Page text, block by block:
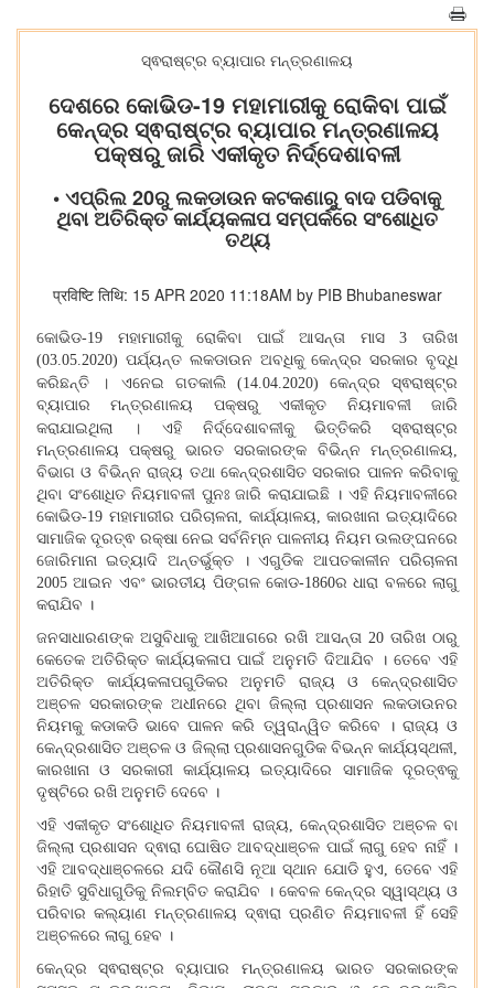
ସ୍ଵରାଷ୍ଟ୍ର ବ୍ୟାପାର ମନ୍ତ୍ରଣାଳୟ
ଦେଶରେ କୋଭିଡ-19 ମହାମାରୀକୁ ରୋକିବା ପାଇଁ
କେନ୍ଦ୍ର ସ୍ଵରାଷ୍ଟ୍ର ବ୍ୟାପାର ମନ୍ତ୍ରଣାଳୟ
ପକ୍ଷରୁ ଜାରି ଏକୀକୃତ ନିର୍ଦ୍ଦେଶାବଳୀ
• ଏପ୍ରିଲ 20ରୁ ଲକଡାଉନ କଟକଣାରୁ ବାଦ ପଡିବାକୁ
ଥିବା ଅତିରିକ୍ତ କାର୍ଯ୍ୟକଳାପ ସମ୍ପର୍କରେ ସଂଶୋଧିତ
ତଥ୍ୟ
प्रविष्टि तिथि: 15 APR 2020 11:18AM by PIB Bhubaneswar
କୋଭିଡ-19 ମହାମାରୀକୁ ରୋକିବା ପାଇଁ ଆସନ୍ତା ମାସ 3 ତାରିଖ
(03.05.2020) ପର୍ଯ୍ୟନ୍ତ ଲକଡାଉନ ଅବଧିକୁ କେନ୍ଦ୍ର ସରକାର ବୃଦ୍ଧି
କରିଛନ୍ତି
।
ଏନେଇ ଗତକାଲି (14.04.2020) କେନ୍ଦ୍ର ସ୍ଵରାଷ୍ଟ୍ର
ବ୍ୟାପାର ମନ୍ତ୍ରଣାଳୟ ପକ୍ଷରୁ ଏକୀକୃତ ନିୟମାବଳୀ ଜାରି
କରାଯାଇଥିଲା
।ଏହି ନିର୍ଦ୍ଦେଶାବଳୀକୁ ଭିତ୍ତିକରି ସ୍ଵରାଷ୍ଟ୍ର
ମନ୍ତ୍ରଣାଳୟ ପକ୍ଷରୁ ଭାରତ ସରକାରଙ୍କ ବିଭିନ୍ନ ମନ୍ତ୍ରଣାଳୟ,
ବିଭାଗ ଓ ବିଭିନ୍ନ ରାଜ୍ୟ ତଥା କେନ୍ଦ୍ରଶାସିତ ସରକାର ପାଳନ କରିବାକୁ
ଥିବା ସଂଶୋଧିତ ନିୟମାବଳୀ ପୁନଃ ଜାରି କରାଯାଇଛି । ଏହି ନିୟମାବଳୀରେ
କୋଭିଡ-19 ମହାମାରୀର ପରିଚାଳନା, କାର୍ଯ୍ୟାଳୟ, କାରଖାନା ଇତ୍ୟାଦିରେ
ସାମାଜିକ ଦୂରତ୍ଵ ରକ୍ଷା ନେଇ ସର୍ବନିମ୍ନ ପାଳନୀୟ ନିୟମ ଉଲଙ୍ଘନରେ
ଜୋରିମାନା ଇତ୍ୟାଦି ଅନ୍ତର୍ଭୁକ୍ତ । ଏଗୁଡିକ ଆପତକାଳୀନ ପରିଚାଳନା
2005 ଆଇନ ଏବଂ ଭାରତୀୟ ପିଙ୍ଗଳ କୋଡ-1860ର ଧାରା ବଳରେ ଲାଗୁ
କରାଯିବ ।
ଜନସାଧାରଣଙ୍କ ଅସୁବିଧାକୁ ଆଖିଆଗରେ ରଖି ଆସନ୍ତା 20 ତାରିଖ ଠାରୁ
କେତେକ ଅତିରିକ୍ତ କାର୍ଯ୍ୟକଳାପ ପାଇଁ ଅନୁମତି ଦିଆଯିବ । ତେବେ ଏହି
ଅତିରିକ୍ତ କାର୍ଯ୍ୟକଳାପଗୁଡିକର ଅନୁମତି ରାଜ୍ୟ ଓ କେନ୍ଦ୍ରଶାସିତ
ଅଞ୍ଚଳ ସରକାରଙ୍କ ଅଧୀନରେ ଥିବା ଜିଲ୍ଲା ପ୍ରଶାସନ ଲକଡାଉନର
ନିୟମକୁ କଡାକଡି ଭାବେ ପାଳନ କରି ତ୍ୱରାନ୍ୱିତ କରିବେ । ରାଜ୍ୟ ଓ
କେନ୍ଦ୍ରଶାସିତ ଅଞ୍ଚଳ ଓ ଜିଲ୍ଲା ପ୍ରଶାସନଗୁଡିକ ବିଭନ୍ନ କାର୍ଯ୍ୟସ୍ଥଳୀ,
କାରଖାନା ଓ ସରକାରୀ କାର୍ଯ୍ୟାଳୟ ଇତ୍ୟାଦିରେ ସାମାଜିକ ଦୂରତ୍ଵକୁ
ଦୃଷ୍ଟିରେ ରଖି ଅନୁମତି ଦେବେ ।
ଏହି ଏକୀକୃତ ସଂଶୋଧିତ ନିୟମାବଳୀ ରାଜ୍ୟ, କେନ୍ଦ୍ରଶାସିତ ଅଞ୍ଚଳ ବା
ଜିଲ୍ଲା ପ୍ରଶାସନ ଦ୍ଵାରା ଘୋଷିତ ଆବଦ୍ଧାଞ୍ଚଳ ପାଇଁ ଲାଗୁ ହେବ ନାହିଁ ।
ଏହି ଆବଦ୍ଧାଞ୍ଚଳରେ ଯଦି କୌଣସି ନୂଆ ସ୍ଥାନ ଯୋଡି ହୁଏ, ତେବେ ଏହି
ରିହାତି ସୁବିଧାଗୁଡିକୁ ନିଲମ୍ବିତ କରାଯିବ । କେବଳ କେନ୍ଦ୍ର ସ୍ୱାସ୍ଥ୍ୟ ଓ
ପରିବାର କଲ୍ୟାଣ ମନ୍ତ୍ରଣାଳୟ ଦ୍ଵାରା ପ୍ରଣିତ ନିୟମାବଳୀ ହିଁ ସେହି
ଅଞ୍ଚଳରେ ଲାଗୁ ହେବ ।
କେନ୍ଦ୍ର ସ୍ଵରାଷ୍ଟ୍ର ବ୍ୟାପାର ମନ୍ତ୍ରଣାଳୟ ଭାରତ ସରକାରଙ୍କ